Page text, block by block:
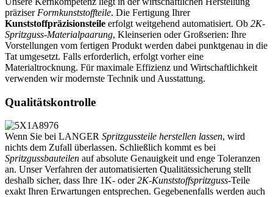
präziser Formkunststoffteile. Die Fertigung Ihrer
Kunststoffpräzisionsteile erfolgt weitgehend automatisiert. Ob 2K-
Spritzguss-Materialpaarung, Kleinserien oder Großserien: Ihre
Vorstellungen vom fertigen Produkt werden dabei punktgenau in die
Tat umgesetzt. Falls erforderlich, erfolgt vorher eine
Materialtrocknung. Für maximale Effizienz und Wirtschaftlichkeit
verwenden wir modernste Technik und Ausstattung.
Qualitätskontrolle
Wenn Sie bei LANGER Spritzgussteile herstellen lassen, wird
nichts dem Zufall überlassen. Schließlich kommt es bei
Spritzgussbauteilen auf absolute Genauigkeit und enge Toleranzen
an. Unser Verfahren der automatisierten Qualitätssicherung stellt
deshalb sicher, dass Ihre 1K- oder2K-Kunststoffspritzguss-Teile
exakt Ihren Erwartungen entsprechen. Gegebenenfalls werden auch